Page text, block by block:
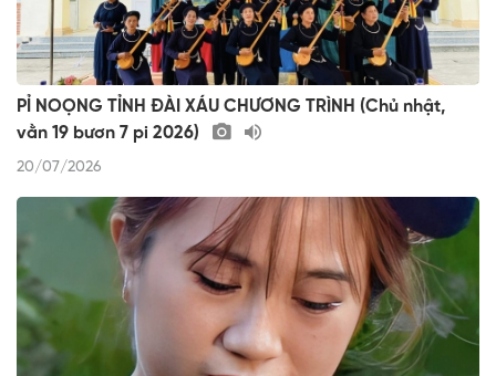
PỈ NOỌNG TỈNH ĐÀI XÁU CHƯƠNG TRÌNH (Chủ nhật,
vằn 19 bươn 7 pi 2026)
20/07/2026